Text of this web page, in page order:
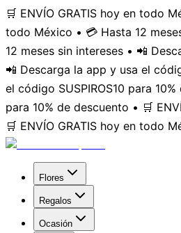
🛒 ENVÍO GRATIS hoy en todo
todo México • 💳 Hasta 12
12 meses sin intereses • 📲
📲 Descarga la app y usa el
el código SUSPIROS10 para
para 10% de descuento • 🛒
🛒 ENVÍO GRATIS hoy en todo
Flores
Regalos
Ocasión